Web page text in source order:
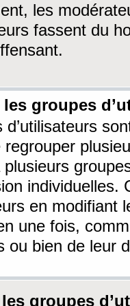
les
fassent du
les groupes
d’utilisateurs
regrouper
plusieurs
individuelles.
en modifiant
une fois,
ou bien de leur
groupes